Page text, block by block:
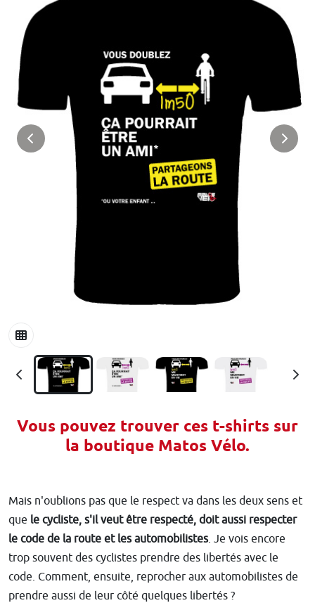
Vous pouvez trouver ces t-shirts sur
la boutique Matos Vélo.
Mais n'oublions pas que le respect va dans les deux sens et
que le cycliste, s'il veut être respecté, doit aussi respecter
le code de la route et les automobilistes. Je vois encore
trop souvent des cyclistes prendre des libertés avec le
code. Comment, ensuite, reprocher aux automobilistes de
prendre aussi de leur côté quelques libertés ?